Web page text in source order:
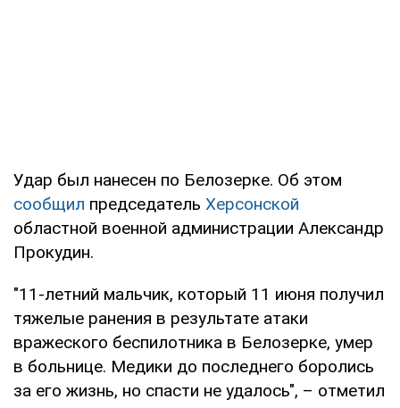
Удар был нанесен по Белозерке. Об этом
сообщил председатель Херсонской
областной военной администрации Александр
Прокудин.
"11-летний мальчик, который 11 июня получил
тяжелые ранения в результате атаки
вражеского беспилотника в Белозерке, умер
в больнице. Медики до последнего боролись
за его жизнь, но спасти не удалось", – отметил